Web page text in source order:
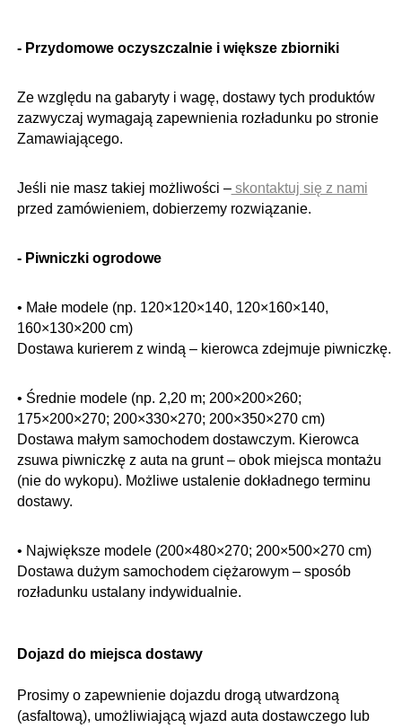
- Przydomowe oczyszczalnie i większe zbiorniki
Ze względu na gabaryty i wagę, dostawy tych produktów
zazwyczaj wymagają zapewnienia rozładunku po stronie
Zamawiającego.
Jeśli nie masz takiej możliwości –skontaktuj się z nami
przed zamówieniem, dobierzemy rozwiązanie.
- Piwniczki ogrodowe
• Małe modele (np. 120×120×140, 120×160×140,
160×130×200 cm)
Dostawa kurierem z windą – kierowca zdejmuje piwniczkę.
• Średnie modele (np. 2,20 m; 200×200×260;
175×200×270; 200×330×270; 200×350×270 cm)
Dostawa małym samochodem dostawczym. Kierowca
zsuwa piwniczkę z auta na grunt – obok miejsca montażu
(nie do wykopu). Możliwe ustalenie dokładnego terminu
dostawy.
• Największe modele (200×480×270; 200×500×270 cm)
Dostawa dużym samochodem ciężarowym – sposób
rozładunku ustalany indywidualnie.
Dojazd do miejsca dostawy
Prosimy o zapewnienie dojazdu drogą utwardzoną
(asfaltową), umożliwiającą wjazd auta dostawczego lub